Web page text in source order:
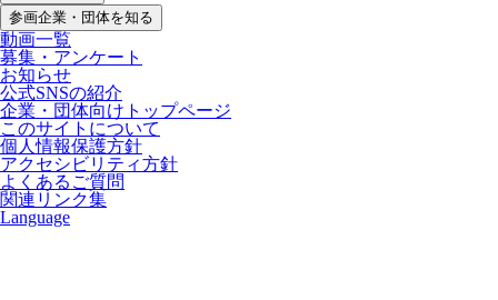
参画企業・団体を知る
動画一覧
募集・アンケート
お知らせ
公式SNSの紹介
企業・団体向けトップページ
このサイトについて
個人情報保護方針
アクセシビリティ方針
よくあるご質問
関連リンク集
Language